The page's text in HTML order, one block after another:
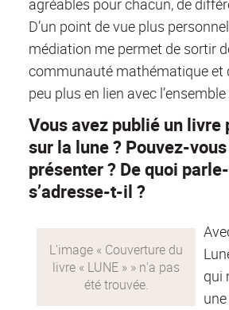
agréables pour chacun, de
D’un point de vue plus
médiation me permet de sortir
communauté mathématique et
peu plus en lien avec
Vous avez publié un livre
sur la lune ? Pouvez-
présenter ? De quoi
s’adresse-t-il ?
qui